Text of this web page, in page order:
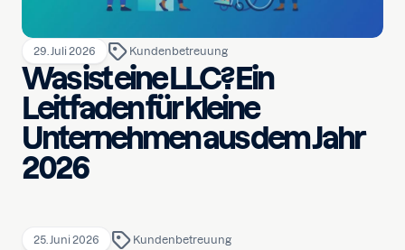
29. Juli 2026 Kundenbetreuung
Was ist eine LLC? Ein
Leitfaden für kleine
Unternehmen aus dem Jahr
2026
25. Juni 2026 Kundenbetreuung